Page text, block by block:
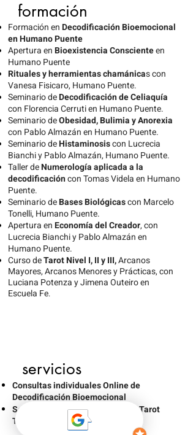
formación
Formación enDecodificación Bioemocional
en Humano Puente
Apertura enBioexistencia Conscienteen
Humano Puente
Rituales y herramientas chamánicas con
Vanesa Fisicaro, Humano Puente.
Seminario deDecodificación de Celiaquía
con Florencia Cerruti en Humano Puente.
Seminario deObesidad, Bulimia y Anorexia
con Pablo Almazán en Humano Puente.
Seminario deHistaminosiscon Lucrecia
Bianchi y Pablo Almazán, Humano Puente.
Taller deNumerología aplicada a la
decodificacióncon Tomas Videla en Humano
Puente.
Seminario deBases Biológicascon Marcelo
Tonelli, Humano Puente.
Apertura enEconomía del Creador, con
Lucrecia Bianchi y Pablo Almazán en
Humano Puente.
Curso deTarot Nivel I, II y III,Arcanos
Mayores, Arcanos Menores y Prácticas, con
Luciana Potenza y Jimena Outeiro en
Escuela Fe.
servicios
Consultas individuales Online de
Decodificación Bioemocional
Sesiones individuales Online de Tarot
Terapéutico